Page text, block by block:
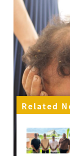
Related